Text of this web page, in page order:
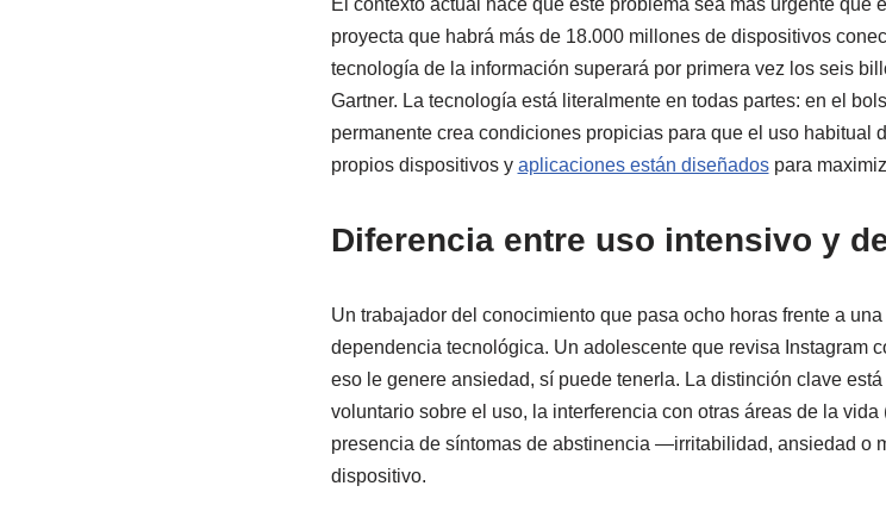
El contexto actual hace que este problema sea más urgente que
proyecta que habrá más de 18.000 millones de dispositivos
tecnología de la información superará por primera vez los seis
Gartner. La tecnología está literalmente en todas partes: en el
permanente crea condiciones propicias para que el uso habitual
propios dispositivos y aplicaciones están diseñadospara
Diferencia entre uso intensivo y
Un trabajador del conocimiento que pasa ocho horas frente a
dependencia tecnológica. Un adolescente que revisa Instagram
eso le genere ansiedad, sí puede tenerla. La distinción clave
voluntario sobre el uso, la interferencia con otras áreas de la
presencia de síntomas de abstinencia —irritabilidad, ansiedad o
dispositivo.